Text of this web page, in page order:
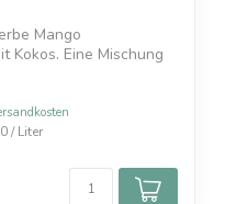
Mango
Kokos. Eine Mischung
/ Liter